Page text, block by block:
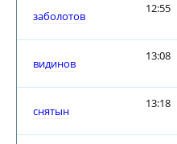
заболотов
12:55
видинов
13:08
снятын
13:18